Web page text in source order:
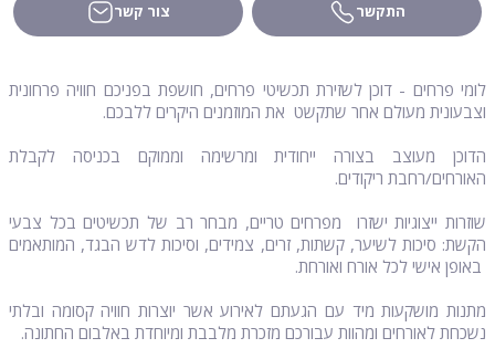
התקשר צור קשר
לומי פרחים - דוכן לשזירת תכשיטי פרחים, חושפת בפניכם חוויה פרחונית
וצבעונית מעולם אחר שתקשט את המוזמנים היקרים ללבכם.
הדוכן מעוצב בצורה ייחודית ומרשימה וממוקם בכניסה לקבלת
האורחים/רחבת ריקודים.
שוזרות ייצוגיות ישזרו מפרחים טריים, מבחר רב של תכשיטים בכל צבעי
הקשת: סיכות לשיער, קשתות, זרים, צמידים, וסיכות לדש הבגד, המותאמים
באופן אישי לכל אורח ואורחת.
מתנות מושקעות מיד עם הגעתם לאירוע אשר יוצרות חוויה קסומה ובלתי
נשכחת לאורחים ומהוות עבורכם מזכרת מלבבת ומיוחדת באלבום החתונה.